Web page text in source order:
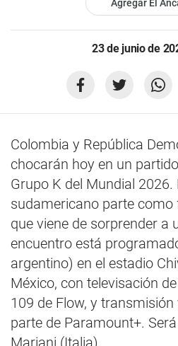
Agregar El
23 de junio de
Colombia y República
chocarán hoy en un
Grupo K del Mundial 2026.
sudamericano parte como
que viene de sorprender a
encuentro está
argentino) en el estadio
México, con televisación
109 de Flow, y
parte de Paramount+.